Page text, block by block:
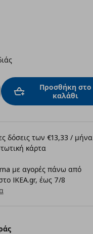
Προσθήκη στο
καλάθι
δόσεις των €13,33 / μήνα
κάρτα
με αγορές πάνω από
IKEA.gr, έως 7/8